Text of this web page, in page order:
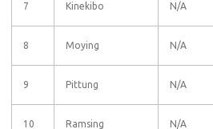
7 Kinekibo N/A
8 Moying N/A
9 Pittung N/A
10 Ramsing N/A